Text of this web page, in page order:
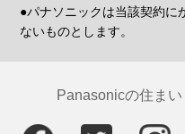
●パナソニックは当該契約に
ないものとします。
Panasonicの住ま